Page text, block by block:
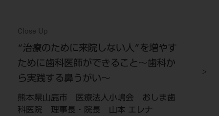
Close Up
“治療のために来院しない人”を増やす
ために歯科医師ができること～歯科か
ら実践する鼻うがい～
熊本県山鹿市 医療法人小嶋会 おしま歯
科医院 理事長・院長 山本 エレナ